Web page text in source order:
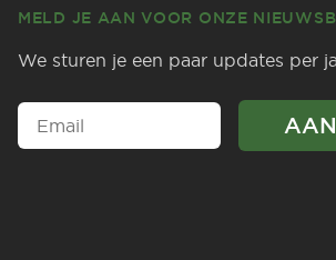
MELD JE AAN VOOR ONZE
We sturen je een paar updates per